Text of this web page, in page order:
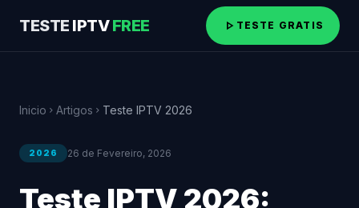
TESTE IPTV FREE play_arrow TESTE GRATIS
Inicio chevron_right Artigos chevron_right Teste IPTV 2026
2026 26 de Fevereiro, 2026
Teste IPTV 2026: